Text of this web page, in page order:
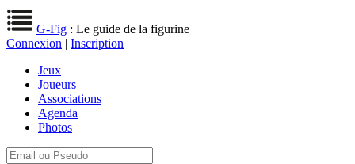
G-Fig : Le guide de la figurine
Connexion | Inscription
Jeux
Joueurs
Associations
Agenda
Photos